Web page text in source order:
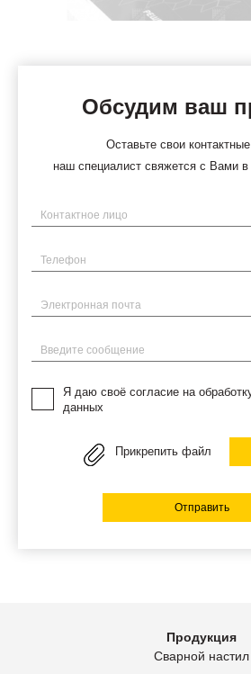
Обсудим ваш
Оставьте свои
наш специалист свяжется с Вами в
Имя
Телефон
Электронная почта
Введите сообщение
Я даю своё согласие на
данных
Прикрепить файл
Отправить
Продукция
Сварной настил